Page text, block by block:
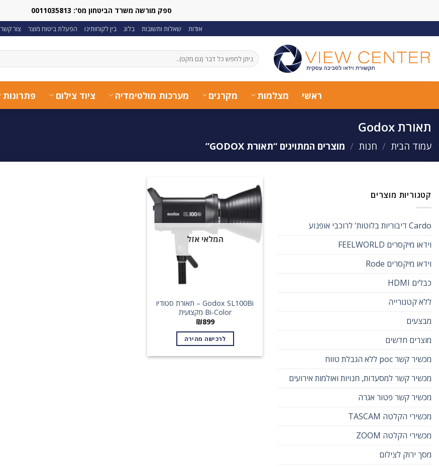
ספק מורשה משרד הביטחון מס': 0011035813
אודות שאלות ותשובות בלוג בין לקוחותינו הפעלת ביטוח מוצר צור קשר
חיפוש
עבור:
ראשי מצלמות מקרנים מערכות מולטימדיה ציוד צילום פתרונות
תאורת Godox
עמוד הבית / חנות / מוצרים המתויגים “תאורת GODOX”
קטגוריות מוצרים
Cardo דיבוריות בלוטות' לרוכבי אופנוע
וידאו מיקסרים FEELWORLD
וידאו מיקסרים Rode
כבלים HDMI
ללא קטגורייה
מבצעים
מוצרים חדשים
מכשיר קשר poc ללא הגבלת טווח
מכשיר קשר למסעדות, חנויות ואולמות אירועים
מכשיר קשר פטור אגרה
מכשירי הקלטה TASCAM
מכשירי הקלטה ZOOM
מסך ירוק לצילום
המלאי אזל
Godox SL100Bi – תאורת סטודיו
Bi-Color מקצועית
₪899
לרכישה מהירה